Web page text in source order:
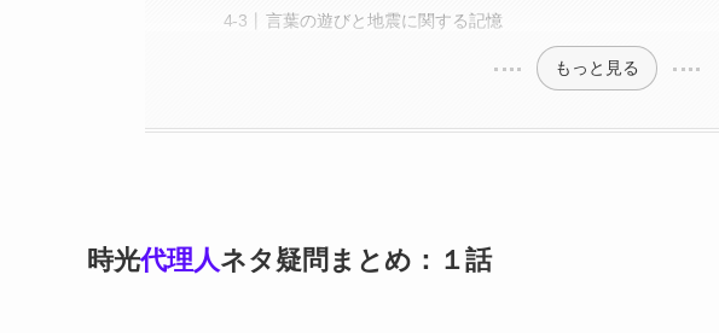
言葉の遊びと地震に関する記憶
もっと見る
時光代理人ネタ疑問まとめ：１話